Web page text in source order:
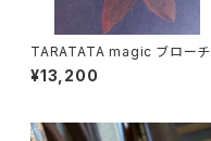
TARATATA magic ブローチ
¥13,200